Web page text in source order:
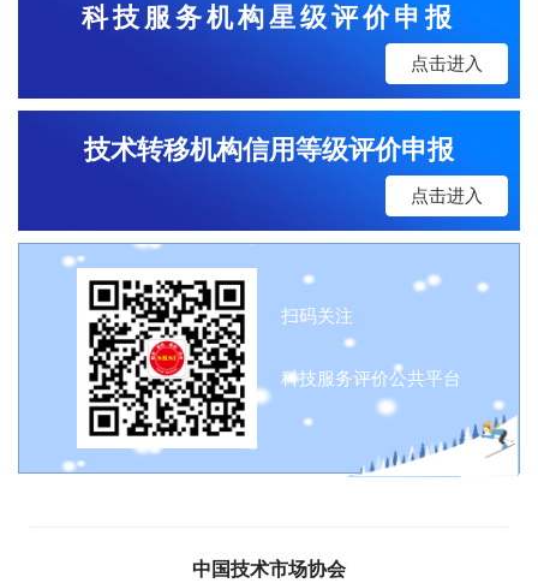
科技服务机构星级评价申报
点击进入
技术转移机构信用等级评价申报
点击进入
扫码关注
科技服务评价公共平台
中国技术市场协会